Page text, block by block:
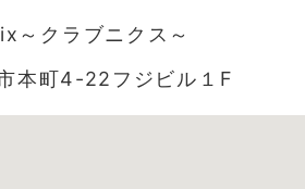
～クラブニクス～
本町4-22フジビル１F